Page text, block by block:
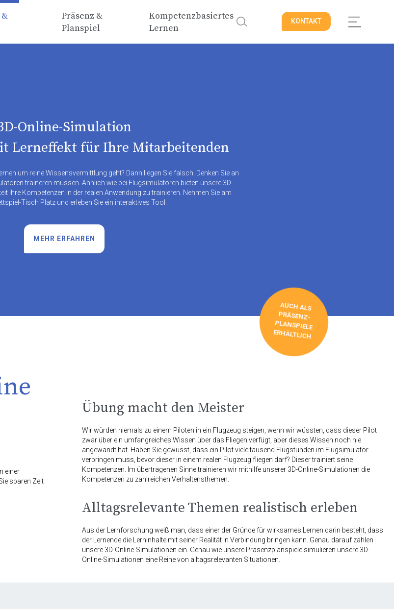
Präsenz &
Planspiel
Kompetenzbasiertes
Lernen
KONTAKT
Online-Simulation
Lerneffekt für Ihre Mitarbeitenden
um reine Wissensvermittlung geht? Dann liegen Sie falsch. Denken Sie an
traineren müssen. Ähnlich wie bei Flugsimulatoren bieten unsere 3D-
Ihre Kompetenzen in der realen Anwendung zu trainieren. Nehmen Sie am
Tisch Platz und erleben Sie ein interaktives Tool.
MEHR ERFAHREN
AUCH ALS
PRÄSENZ-
PLANSPIELE
ERHÄLTLICH
einer
sparen Zeit
Übung macht den Meister
Wir würden niemals zu einem Piloten in ein Flugzeug steigen, wenn wir wüssten, dass dieser Pilot
zwar über ein umfangreiches Wissen über das Fliegen verfügt, aber dieses Wissen noch nie
angewandt hat. Haben Sie gewusst, dass ein Pilot viele tausend Flugstunden im Flugsimulator
verbringen muss, bevor dieser in einem realen Flugzeug fliegen darf? Dieser trainiert seine
Kompetenzen. Im übertragenen Sinne trainieren wir mithilfe unserer 3D-Online-Simulationen die
Kompetenzen zu zahlreichen Verhaltensthemen.
Alltagsrelevante Themen realistisch erleben
Aus der Lernforschung weiß man, dass einer der Gründe für wirksames Lernen darin besteht, dass
der Lernende die Lerninhalte mit seiner Realität in Verbindung bringen kann. Genau darauf zahlen
unsere 3D-Online-Simulationen ein. Genau wie unsere Präsenzplanspiele simulieren unsere 3D-
Online-Simulationen eine Reihe von alltagsrelevanten Situationen.